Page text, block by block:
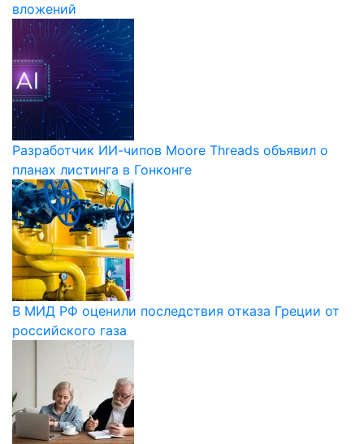
вложений
Разработчик ИИ-чипов Moore Threads объявил о
планах листинга в Гонконге
В МИД РФ оценили последствия отказа Греции от
российского газа